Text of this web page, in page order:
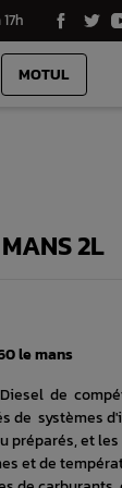
MOTUL
2L
le mans
de
de systèmes
préparés, et
et de